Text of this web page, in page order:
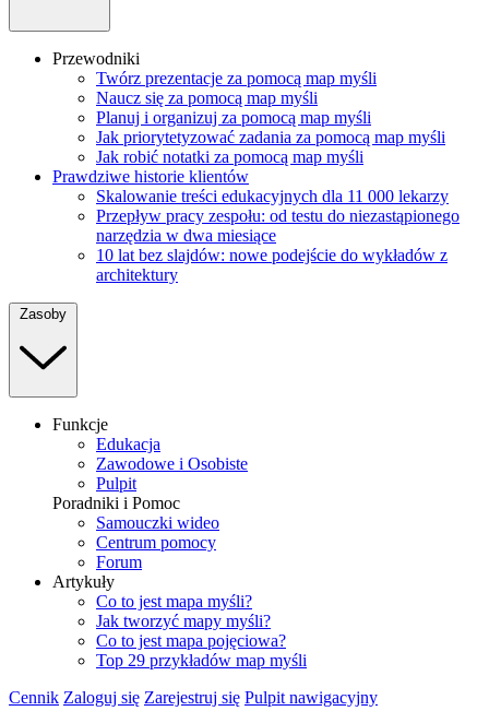
Przewodniki
Twórz prezentacje za pomocą map myśli
Naucz się za pomocą map myśli
Planuj i organizuj za pomocą map myśli
Jak priorytetyzować zadania za pomocą map myśli
Jak robić notatki za pomocą map myśli
Prawdziwe historie klientów
Skalowanie treści edukacyjnych dla 11 000 lekarzy
Przepływ pracy zespołu: od testu do niezastąpionego
narzędzia w dwa miesiące
10 lat bez slajdów: nowe podejście do wykładów z
architektury
Zasoby
Funkcje
Edukacja
Zawodowe i Osobiste
Pulpit
Poradniki i Pomoc
Samouczki wideo
Centrum pomocy
Forum
Artykuły
Co to jest mapa myśli?
Jak tworzyć mapy myśli?
Co to jest mapa pojęciowa?
Top 29 przykładów map myśli
Cennik Zaloguj się Zarejestruj się Pulpit nawigacyjny